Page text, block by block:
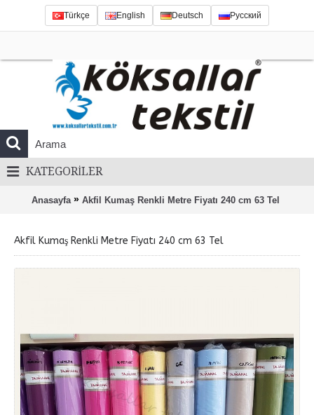
Türkçe English Deutsch Русский
KATEGORILER
Anasayfa » Akfil Kumaş Renkli Metre Fiyatı 240 cm 63 Tel
Akfil Kumaş Renkli Metre Fiyatı 240 cm 63 Tel